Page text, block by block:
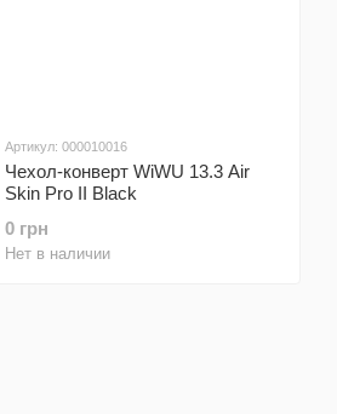
Артикул: 000010016
Чехол-конверт WiWU 13.3 Air
Skin Pro II Black
0 грн
Нет в наличии